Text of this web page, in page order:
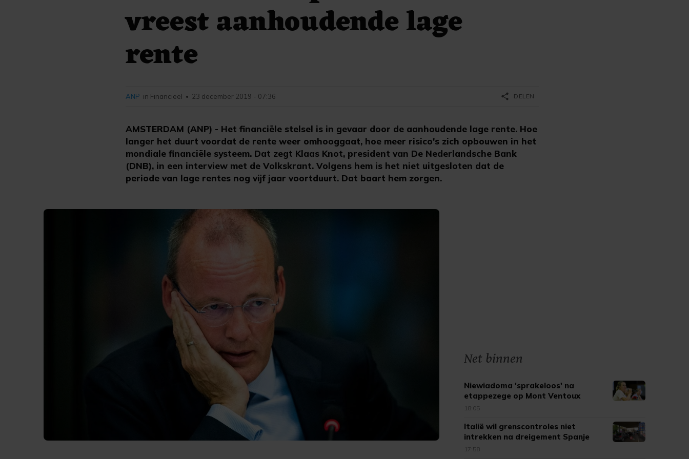
vreest aanhoudende lage
rente
AMSTERDAM (ANP) - Het financiële stelsel is in gevaar door de aanhoudende lage rente. Hoe
langer het duurt voordat de rente weer omhooggaat, hoe meer risico's zich opbouwen in het
mondiale financiële systeem. Dat zegt Klaas Knot, president van De Nederlandsche Bank
(DNB), in een interview met de Volkskrant. Volgens hem is het niet uitgesloten dat de
periode van lage rentes nog vijf jaar voortduurt. Dat baart hem zorgen.
ANP in Financieel • 23 december 2019 - 07:36 share DELEN
Net binnen
Niewiadoma 'sprakeloos' na
etappezege op Mont Ventoux
18:05
Italië wil grenscontroles niet
intrekken na dreigement Spanje
17:58